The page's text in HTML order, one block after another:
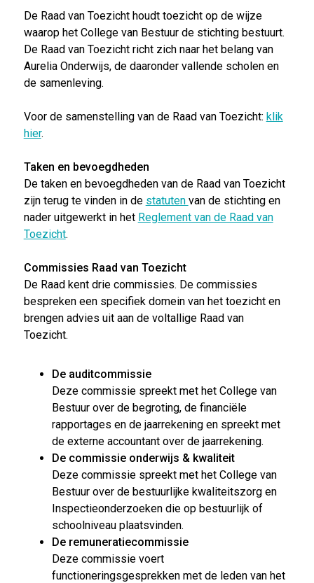
De Raad van Toezicht houdt toezicht op de wijze
waarop het College van Bestuur de stichting bestuurt.
De Raad van Toezicht richt zich naar het belang van
Aurelia Onderwijs, de daaronder vallende scholen en
de samenleving.
Voor de samenstelling van de Raad van Toezicht: klik
hier.
Taken en bevoegdheden
De taken en bevoegdheden van de Raad van Toezicht
zijn terug te vinden in de statuten van de stichting en
nader uitgewerkt in het Reglement van de Raad van
Toezicht.
Commissies Raad van Toezicht
De Raad kent drie commissies. De commissies
bespreken een specifiek domein van het toezicht en
brengen advies uit aan de voltallige Raad van
Toezicht.
De auditcommissie
Deze commissie spreekt met het College van
Bestuur over de begroting, de financiële
rapportages en de jaarrekening en spreekt met
de externe accountant over de jaarrekening.
De commissie onderwijs & kwaliteit
Deze commissie spreekt met het College van
Bestuur over de bestuurlijke kwaliteitszorg en
Inspectieonderzoeken die op bestuurlijk of
schoolniveau plaatsvinden.
De remuneratiecommissie
Deze commissie voert
functioneringsgesprekken met de leden van het